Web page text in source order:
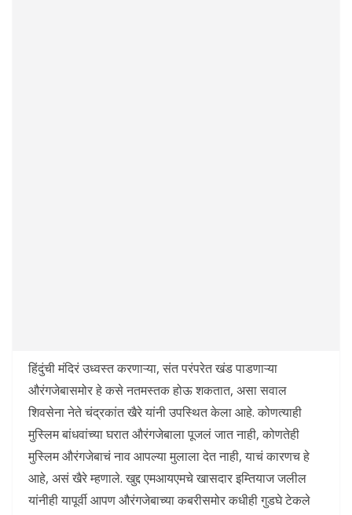
हिंदुंची मंदिरं उध्वस्त करणाऱ्या, संत परंपरेत खंड पाडणाऱ्या
औरंगजेबासमोर हे कसे नतमस्तक होऊ शकतात, असा सवाल
शिवसेना नेते चंद्रकांत खैरे यांनी उपस्थित केला आहे. कोणत्याही
मुस्लिम बांधवांच्या घरात औरंगजेबाला पूजलं जात नाही, कोणतेही
मुस्लिम औरंगजेबाचं नाव आपल्या मुलाला देत नाही, याचं कारणच हे
आहे, असं खैरे म्हणाले. खुद्द एमआयएमचे खासदार इम्तियाज जलील
यांनीही यापूर्वी आपण औरंगजेबाच्या कबरीसमोर कधीही गुडघे टेकले